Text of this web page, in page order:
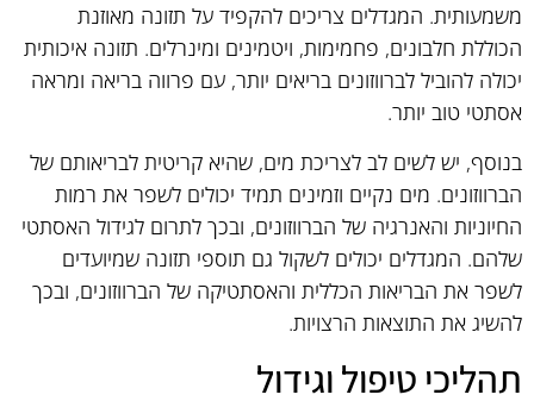
משמעותית. המגדלים צריכים להקפיד על תזונה מאוזנת
הכוללת חלבונים, פחמימות, ויטמינים ומינרלים. תזונה איכותית
יכולה להוביל לברווזונים בריאים יותר, עם פרווה בריאה ומראה
אסתטי טוב יותר.
בנוסף, יש לשים לב לצריכת מים, שהיא קריטית לבריאותם של
הברווזונים. מים נקיים וזמינים תמיד יכולים לשפר את רמות
החיוניות והאנרגיה של הברווזונים, ובכך לתרום לגידול האסתטי
שלהם. המגדלים יכולים לשקול גם תוספי תזונה שמיועדים
לשפר את הבריאות הכללית והאסתטיקה של הברווזונים, ובכך
להשיג את התוצאות הרצויות.
תהליכי טיפול וגידול